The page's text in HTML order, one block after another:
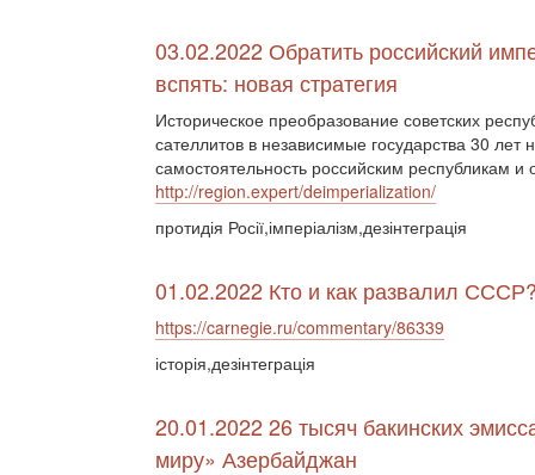
03.02.2022 Обратить российский
вспять: новая стратегия
Историческое преобразование советских
сателлитов в независимые государства 30
самостоятельность российским республикам и
http://region.expert/deimperialization/
протидія Росії,імперіалізм,дезінтеграція
01.02.2022 Кто и как развалил
https://carnegie.ru/commentary/86339
історія,дезінтеграція
20.01.2022 26 тысяч бакинских
миру» Азербайджан